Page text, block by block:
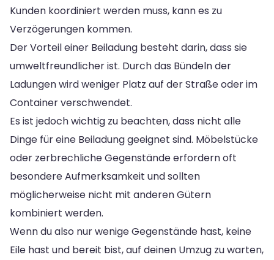
Kunden koordiniert werden muss, kann es zu
Verzögerungen kommen.
Der Vorteil einer Beiladung besteht darin, dass sie
umweltfreundlicher ist. Durch das Bündeln der
Ladungen wird weniger Platz auf der Straße oder im
Container verschwendet.
Es ist jedoch wichtig zu beachten, dass nicht alle
Dinge für eine Beiladung geeignet sind. Möbelstücke
oder zerbrechliche Gegenstände erfordern oft
besondere Aufmerksamkeit und sollten
möglicherweise nicht mit anderen Gütern
kombiniert werden.
Wenn du also nur wenige Gegenstände hast, keine
Eile hast und bereit bist, auf deinen Umzug zu warten,